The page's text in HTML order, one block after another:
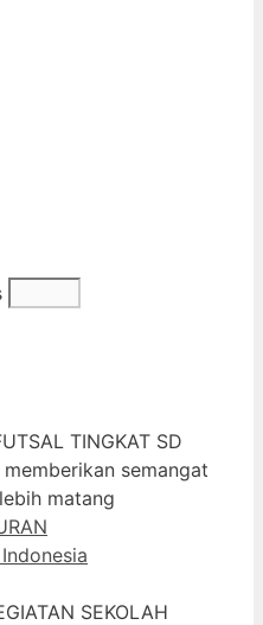
TINGKAT SD
semangat
matang
SEKOLAH